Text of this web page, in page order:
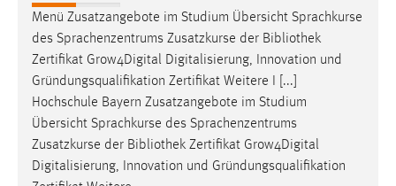
Menü Zusatzangebote im Studium Übersicht Sprachkurse
des Sprachenzentrums Zusatzkurse der Bibliothek
Zertifikat Grow4Digital Digitalisierung, Innovation und
Gründungsqualifikation Zertifikat Weitere I [...]
Hochschule Bayern Zusatzangebote im Studium
Übersicht Sprachkurse des Sprachenzentrums
Zusatzkurse der Bibliothek Zertifikat Grow4Digital
Digitalisierung, Innovation und Gründungsqualifikation